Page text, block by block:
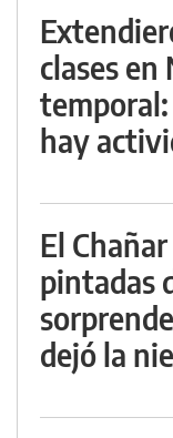
clases en
temporal:
hay
El
pintadas
dejó la